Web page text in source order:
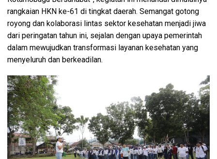
rangkaian HKN ke-61 di tingkat daerah. Semangat gotong
royong dan kolaborasi lintas sektor kesehatan menjadi jiwa
dari peringatan tahun ini, sejalan dengan upaya pemerintah
dalam mewujudkan transformasi layanan kesehatan yang
menyeluruh dan berkeadilan.